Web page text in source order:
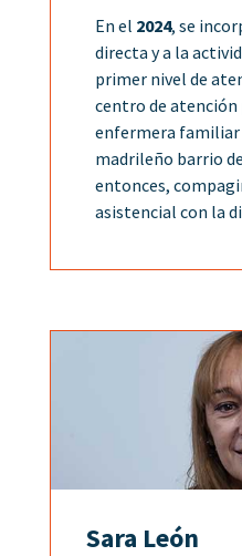
En el 2024, se
directa y a la
primer nivel de
centro de
enfermera familiar
madrileño barrio
entonces,
asistencial con la
Sara León